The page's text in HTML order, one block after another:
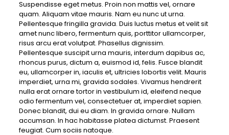
Suspendisse eget metus. Proin non mattis vel, ornare
quam. Aliquam vitae mauris. Nam eu nunc ut urna.
Pellentesque fringilla gravida. Duis luctus metus et velit sit
amet nunc libero, fermentum quis, porttitor ullamcorper,
risus arcu erat volutpat. Phasellus dignissim.
Pellentesque suscipit urna mauris, interdum dapibus ac,
rhoncus purus, dictum a, euismod id, felis. Fusce blandit
eu, ullamcorper in, iaculis et, ultricies lobortis velit. Mauris
imperdiet, urna mi, gravida sodales. Vivamus hendrerit
nulla erat ornare tortor in vestibulum id, eleifend neque
odio fermentum vel, consectetuer at, imperdiet sapien.
Donec blandit, dui eu diam. In gravida ornare. Nullam
accumsan. In hac habitasse platea dictumst. Praesent
feugiat. Cum sociis natoque.